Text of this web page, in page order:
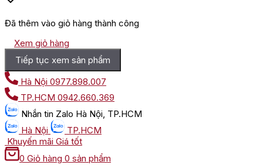
Đã thêm vào giỏ hàng thành công
Xem giỏ hàng
Tiếp tục xem sản phẩm
Hà Nội 0977.898.007
TP.HCM 0942.660.369
Nhắn tin Zalo Hà Nội, TP.HCM
Hà Nội
TP.HCM
Khuyến mãi Giá tốt
0 Giỏ hàng 0 sản phẩm